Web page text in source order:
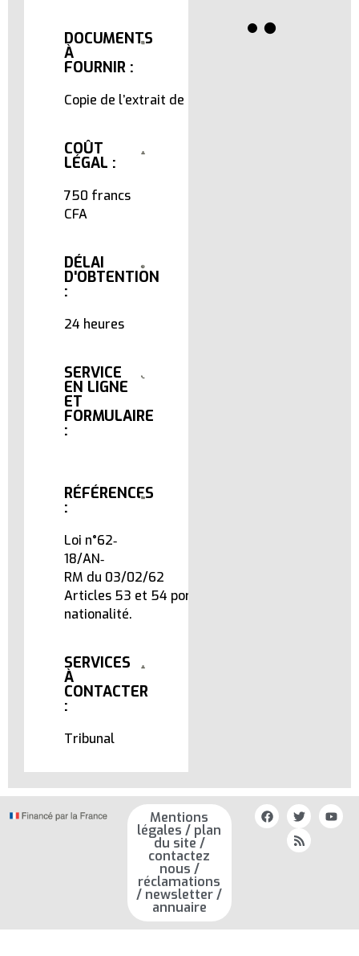
DOCUMENTS
À
FOURNIR :
Copie de l’extrait de l’acte de naissance.
COÛT
LÉGAL :
750 francs
CFA
DÉLAI
D'OBTENTION
:
24 heures
SERVICE
EN LIGNE
ET
FORMULAIRE
:
RÉFÉRENCES
:
Loi n°62‐
18/AN‐
RM du 03/02/62
Articles 53 et 54 portant certificat de
nationalité.
SERVICES
À
CONTACTER
:
Tribunal
Mentions
légales / plan
du site /
contactez
nous /
réclamations
/ newsletter /
annuaire